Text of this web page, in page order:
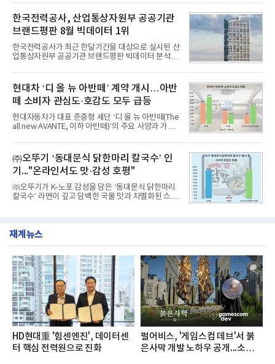
다.심사를
일 한국기업평판연구소(소장 구창환)는 국내 교육서
비스 상장기업 브랜드를 대상으로 지난 7월 7일부터
8월 7일까지 수집된 소비자 빅데이터 10,074,233건
을 분석한 결과, 메가스터디교육이 브랜드평판지수
1,710,926을 기록하며 8월 1위에 올랐다고 밝혔다.
분석에 활용된 빅데이터는 지난 7월(9,491,206건) 대
비 6.14% 증가한 수치로, 교육서비스 상장기업 브랜
디교육, 대교, 디지
한국전력공사, 산업통상자원부 공공기관
브랜드평판 8월 빅데이터 1위
한국전력공사가 최근 한달기간을 대상으로 실시된 산
업통상자원부 공공기관 브랜드평판 빅데이터 분석에
이 순으로 뒤를 이었다.7일 한국기업평판연구소(소장
구창환)는 산업통상자원부 공공기관 41개 브랜드를
대상으로 지난 7월 7일부터 8월 7일까지 수집된 소비
자 빅데이터 91,102,549건을 분석한 결과, 한국전력
공사가 브랜드평판지수 10,670,633을 기록하며 8월
1위에 올랐다고 밝혔다. 분석에 활용된 빅데이터는 지
난 7월(88,893,823건) 대비 2.48% 증가한 수치다.연
수력원자력, 한국석
현대차 ‘디 올 뉴 아반떼’ 계약 개시…아반
떼 소비자 관심도·호감도 모두 급등
현대자동차가 대표 준중형 세단 ‘디 올 뉴 아반떼(The
all new AVANTE, 이하 아반떼)’의 주요 사양과 가격
떼는 6년 만에 선보이는 8세대 완전변경 모델로, ▲정
교한 선과 면을 중심으로 완성한 파격적인 디자인 ▲
과거 중형 세단 수준으로 확대된 차체 제원 ▲글로벌
최고 수준의 안전성 ▲성능과 효율을 동시에 높인 주
행 완성도 ▲첨단 편의 및 디지털 사양 적용 등을 통해
글로벌 준중형 세단의 새로운 기준을 세웠다.아반떼
는 가솔린 2.0과 1.6 하이브리드 두 가지 파워트레인
넘
㈜오뚜기 ‘동대문식 닭한마리 칼국수’ 인
기..."온라인서도 맛·감성 호평"
㈜오뚜기가 K-노포 감성을 담은 ‘동대문식 닭한마리
칼국수’ 라면이 깊고 담백한 국물 맛과 차별화된 스토
단 18일 만에 누적 판매량 50만 개를 돌파하는 성과를
했다. 자극적이지 않으면서도 깊은 닭육수에 마늘의
개운한 풍미를 더했으며, 국물이 잘 배어들면서도 쫄
깃한 식감이 살아있는 칼국수 면발을 정교하게 구현
했다는게 회사측의 설명이다.실제 현장 시식 행사에
서도
재계뉴스
HD현대重 '힘센엔진', 데이터센
터 핵심 전력원으로 진화
펄어비스, '게임스컴 데브'서 붉
은사막 개발 노하우 공개...소비자